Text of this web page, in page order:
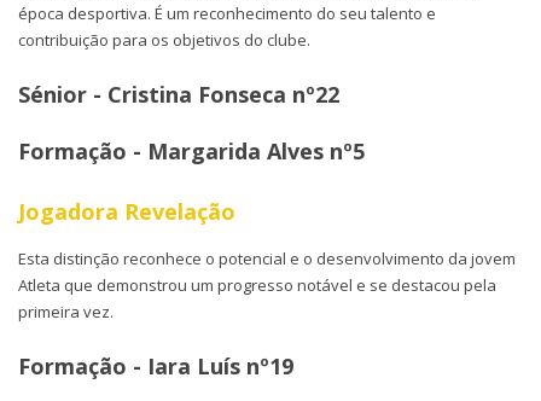
época desportiva. É um reconhecimento do seu talento e
contribuição para os objetivos do clube.
Sénior - Cristina Fonseca nº22
Formação - Margarida Alves nº5
Jogadora Revelação
Esta distinção reconhece o potencial e o desenvolvimento da jovem
Atleta que demonstrou um progresso notável e se destacou pela
primeira vez.
Formação - Iara Luís nº19